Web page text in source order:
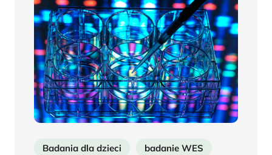
Badania dla dzieci badanie WES